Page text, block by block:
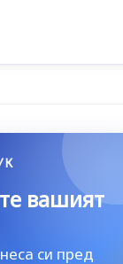
вашият
си пред